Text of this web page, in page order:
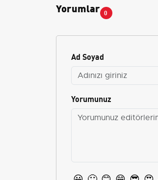
Yorumlar 0
Ad Soyad
Yorumunuz